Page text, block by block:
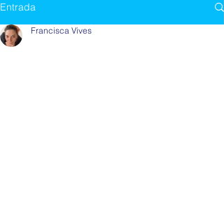
Entrada
Francisca Vives